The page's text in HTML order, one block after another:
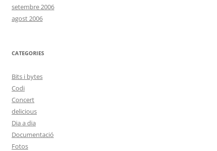
setembre 2006
agost 2006
CATEGORIES
Bits i bytes
Codi
Concert
delicious
Dia a dia
Documentació
Fotos